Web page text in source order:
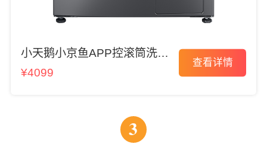
小天鹅小京鱼APP控滚筒洗衣
机
¥4099
查看详情
3